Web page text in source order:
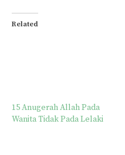
Related
15 Anugerah Allah Pada
Wanita Tidak Pada Lelaki